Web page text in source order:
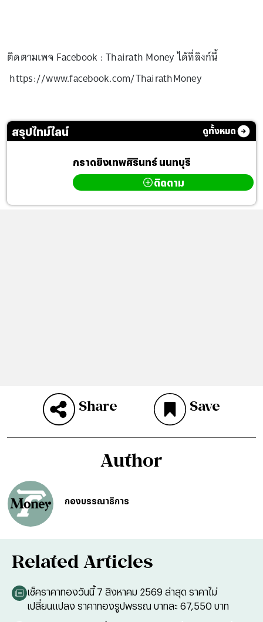
ติดตามเพจ Facebook : Thairath Money ได้ที่ลิงก์นี้
https://www.facebook.com/ThairathMoney
สรุปไทม์ไลน์ ดูทั้งหมด
กราดยิงเทพศิรินทร์ นนทบุรี
ติดตาม
Share Save
Author
กองบรรณาธิการ
Related Articles
เช็คราคาทองวันนี้ 7 สิงหาคม 2569 ล่าสุด ราคาไม่
เปลี่ยนแปลง ราคาทองรูปพรรณ บาทละ 67,550 บาท